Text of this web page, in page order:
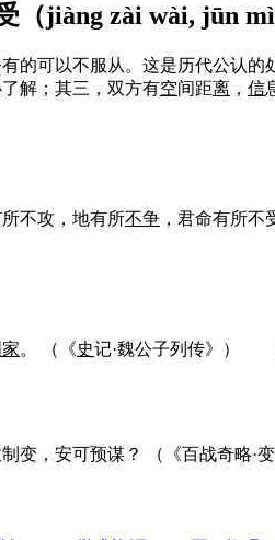
（jiàng zài wài, jūn
的可以不服从。这是历代公认的
解；其三，双方有空间距离 ， 信
不攻，地有所不争 ，君命有所不
。 （《史记·魏公子列传》）
变，安可预谋？ （《百战奇略·